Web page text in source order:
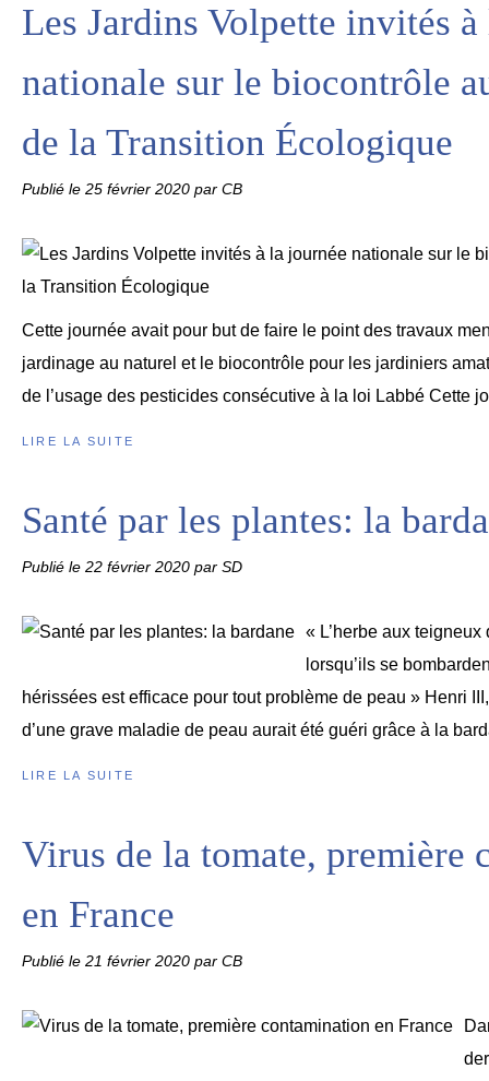
Les Jardins Volpette invités
nationale sur le biocontrôle
de la Transition Écologique
Publié le 25 février 2020 par CB
Cette journée avait pour but de faire le point des travaux
jardinage au naturel et le biocontrôle pour les jardiniers
de l’usage des pesticides consécutive à la loi Labbé Cette
LIRE LA SUITE
Santé par les plantes: la
Publié le 22 février 2020 par SD
« L’herbe aux
lorsqu’ils se
hérissées est efficace pour tout problème de peau » Henri
d’une grave maladie de peau aurait été guéri grâce à la
LIRE LA SUITE
Virus de la tomate, première
en France
Publié le 21 février 2020 par CB